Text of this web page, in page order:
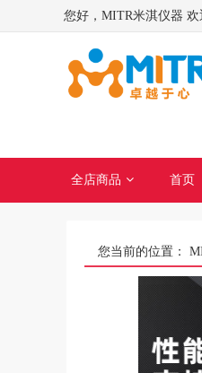
您好，MITR米淇仪器 欢
全店商品 首页
您当前的位置：